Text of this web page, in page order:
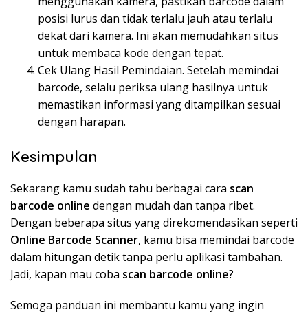
posisi lurus dan tidak terlalu jauh atau terlalu
dekat dari kamera. Ini akan memudahkan situs
untuk membaca kode dengan tepat.
Cek Ulang Hasil Pemindaian. Setelah memindai
barcode, selalu periksa ulang hasilnya untuk
memastikan informasi yang ditampilkan sesuai
dengan harapan.
Kesimpulan
Sekarang kamu sudah tahu berbagai cara scan
barcode online dengan mudah dan tanpa ribet.
Dengan beberapa situs yang direkomendasikan seperti
Online Barcode Scanner, kamu bisa memindai barcode
dalam hitungan detik tanpa perlu aplikasi tambahan.
Jadi, kapan mau coba scan barcode online?
Semoga panduan ini membantu kamu yang ingin